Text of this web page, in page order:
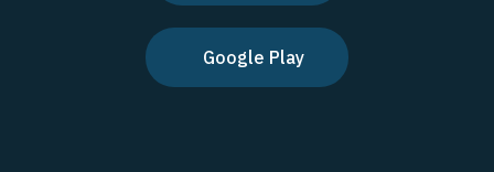
Google Play